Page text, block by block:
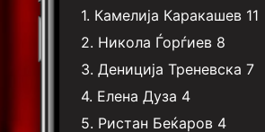
1. Камелија Каракашев 11
2. Никола Ѓорѓиев 8
3.Дениција Треневска 7
4. Елена Дуза 4
5. Ристан Беќаров 4